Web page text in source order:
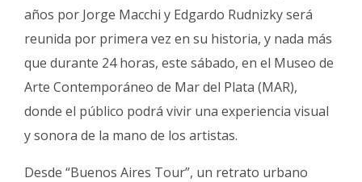
años por Jorge Macchi y Edgardo Rudnizky será
reunida por primera vez en su historia, y nada más
que durante 24 horas, este sábado, en el Museo de
Arte Contemporáneo de Mar del Plata (MAR),
donde el público podrá vivir una experiencia visual
y sonora de la mano de los artistas.
Desde “Buenos Aires Tour”, un retrato urbano